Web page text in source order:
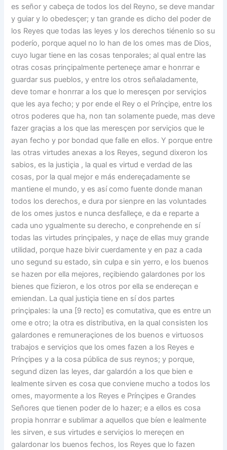
es señor y cabeça de todos los del Reyno, se deve mandar
y guiar y lo obedesçer; y tan grande es dicho del poder de
los Reyes que todas las leyes y los derechos tiénenlo so su
poderío, porque aquel no lo han de los omes mas de Dios,
cuyo lugar tiene en las cosas tenporales; al qual entre las
otras cosas prinçipalmente perteneçe amar e honrrar e
guardar sus pueblos, y entre los otros señaladamente,
deve tomar e honrrar a los que lo meresçen por serviçios
que les aya fecho; y por ende el Rey o el Prínçipe, entre los
otros poderes que ha, non tan solamente puede, mas deve
fazer graçias a los que las meresçen por serviçios que le
ayan fecho y por bondad que falle en ellos. Y porque entre
las otras virtudes anexas a los Reyes, segund dixeron los
sabios, es la justiçia , la qual es virtud e verdad de las
cosas, por la qual mejor e más endereçadamente se
mantiene el mundo, y es así como fuente donde manan
todos los derechos, e dura por sienpre en las voluntades
de los omes justos e nunca desfalleçe, e da e reparte a
cada uno ygualmente su derecho, e conprehende en sí
todas las virtudes prinçipales, y naçe de ellas muy grande
utilidad, porque haze bivir cuerdamente y en paz a cada
uno segund su estado, sin culpa e sin yerro, e los buenos
se hazen por ella mejores, reçibiendo galardones por los
bienes que fizieron, e los otros por ella se endereçan e
emiendan. La qual justiçia tiene en sí dos partes
prinçipales: la una [9 recto] es comutativa, que es entre un
ome e otro; la otra es distributiva, en la qual consisten los
galardones e remuneraçiones de los buenos e virtuosos
trabajos e serviçios que los omes fazen a los Reyes e
Prínçipes y a la cosa pública de sus reynos; y porque,
segund dizen las leyes, dar galardón a los que bien e
lealmente sirven es cosa que conviene mucho a todos los
omes, mayormente a los Reyes e Prínçipes e Grandes
Señores que tienen poder de lo hazer; e a ellos es cosa
propia honrrar e sublimar a aquellos que bíen e lealmente
les sirven, e sus virtudes e serviçios lo mereçen en
galardonar los buenos fechos, los Reyes que lo fazen